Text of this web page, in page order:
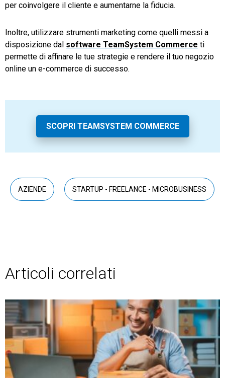
per coinvolgere il cliente e aumentarne la fiducia.
Inoltre, utilizzare strumenti marketing come quelli messi a
disposizione dal software TeamSystem Commerce ti
permette di affinare le tue strategie e rendere il tuo negozio
online un e-commerce di successo.
SCOPRI TEAMSYSTEM COMMERCE
AZIENDE STARTUP - FREELANCE - MICROBUSINESS
Articoli correlati